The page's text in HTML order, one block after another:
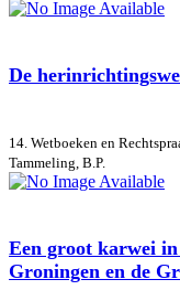
De
14. Wetboeken en
Tammeling, B.P.
Een groot karwei
Groningen en de